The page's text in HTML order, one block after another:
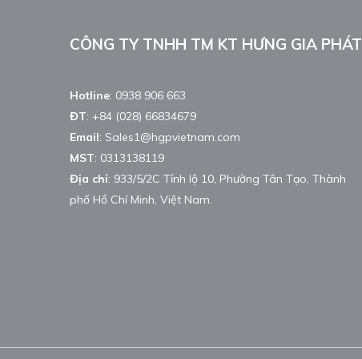
CÔNG TY TNHH TM KT HƯNG GIA PHÁT
Hotline: 0938 906 663
ĐT: +84 (028) 66834679
Email: Sales1@hgpvietnam.com
MST: 0313138119
Địa chỉ: 933/5/2C Tỉnh lộ 10, Phường Tân Tạo, Thành
phố Hồ Chí Minh, Việt Nam.